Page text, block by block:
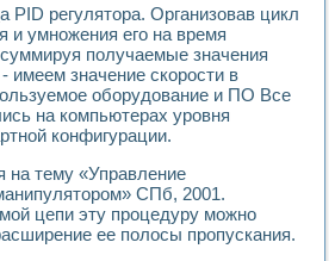
практикумы и учебные стенды
лабораторного стенда по измерению
лабораторные комплексы для
прибор для исследования нелинейных
виртуальных приборов в процесе
программ ELECTRONICS WORKBENCH-
практикум по дисциплине «Цифровые
практикум по ИНС на основе LabVIEW
практикум по основам теории коммутации
NI LabVIEW для создания
LabVIEW для исследования течения в
а PID регулятора. Организовав цикл
и умножения его на время
получаемые значения
имеем значение скорости в
оборудование и ПО Все
на компьютерах уровня
конфигурации.
на тему «Управление
СПб, 2001.
цепи эту процедуру можно
ее полосы пропускания.